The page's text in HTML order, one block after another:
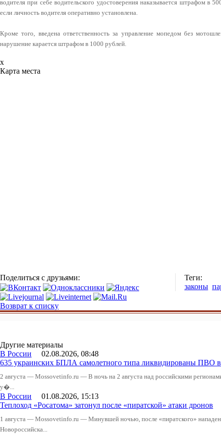
водителя при себе водительского удостоверения наказывается штрафом в
если личность водителя оперативно установлена.
Кроме того, введена ответственность за управление мопедом без
нарушение карается штрафом в 1000 рублей.
x
Карта места
Поделиться с друзьями:
Теги:
законы
Возврат к списку
Другие материалы
В России 02.08.2026, 08:48
635 украинских БПЛА самолетного типа ликвидированы ПВО
2 августа — Mossovetinfo.ru — В ночь на 2 августа над российскими
у�...
В России 01.08.2026, 15:13
Теплоход «Росатома» затонул после «пиратской» атаки дронов
1 августа — Mossovetinfo.ru — Минувшей ночью, после «пиратского»
Новороссийска...